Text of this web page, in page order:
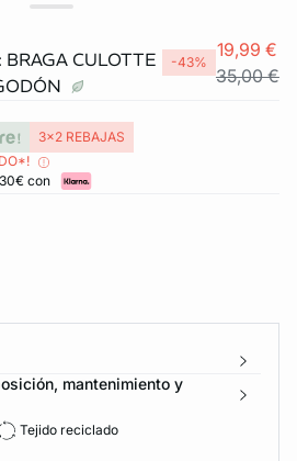
CULOTTE
-43%
19,99 €
35,00 €
3x2 REBAJAS
con
mantenimiento y
Tejido reciclado